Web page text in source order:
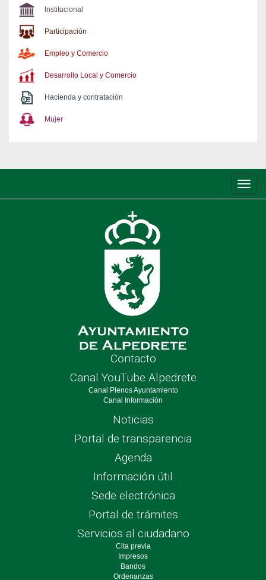
Institucional
Participación
Empleo y Comercio
Desarrollo Local y Comercio
Hacienda y contratación
Mujer
de
Contacto
Canal YouTube Alpedrete
Canal Plenos Ayuntamiento
Canal Información
Noticias
Portal de transparencia
Agenda
Información útil
Sede electrónica
Portal de trámites
Servicios al ciudadano
Cita previa
Impresos
Bandos
Ordenanzas